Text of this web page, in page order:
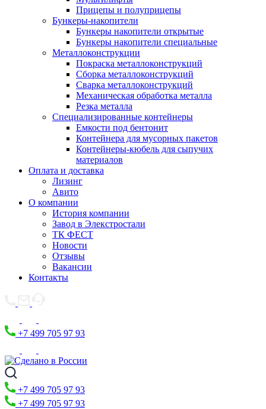
Прицепы и полуприцепы
Бункеры-накопители
Бункеры накопители открытые
Бункеры накопители специальные
Металлоконструкции
Покраска металлоконструкций
Сборка металлоконструкций
Сварка металлоконструкций
Механическая обработка металла
Резка металла
Специализированные контейнеры
Емкости под бентонит
Контейнера для мусорных пакетов
Контейнеры-кюбель для сыпучих
материалов
Оплата и доставка
Лизинг
Авито
О компании
История компании
Завод в Элекстростали
ТК ФЕСТ
Новости
Отзывы
Вакансии
Контакты
+7 499 705 97 93
+7 499 705 97 93
+7 499 705 97 93